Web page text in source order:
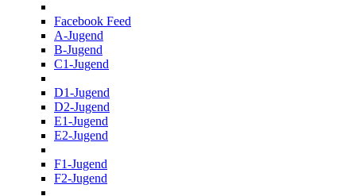
Facebook Feed
A-Jugend
B-Jugend
C1-Jugend
D1-Jugend
D2-Jugend
E1-Jugend
E2-Jugend
F1-Jugend
F2-Jugend